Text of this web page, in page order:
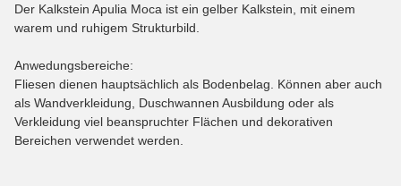
Der Kalkstein Apulia Moca ist ein gelber Kalkstein, mit einem
warem und ruhigem Strukturbild.
Anwedungsbereiche:
Fliesen dienen hauptsächlich als Bodenbelag. Können aber auch
als Wandverkleidung, Duschwannen Ausbildung oder als
Verkleidung viel beanspruchter Flächen und dekorativen
Bereichen verwendet werden.